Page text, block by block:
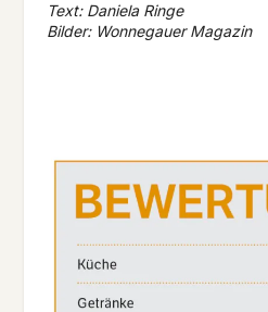
Text: Daniela Ringe
Bilder: Wonnegauer Magazin